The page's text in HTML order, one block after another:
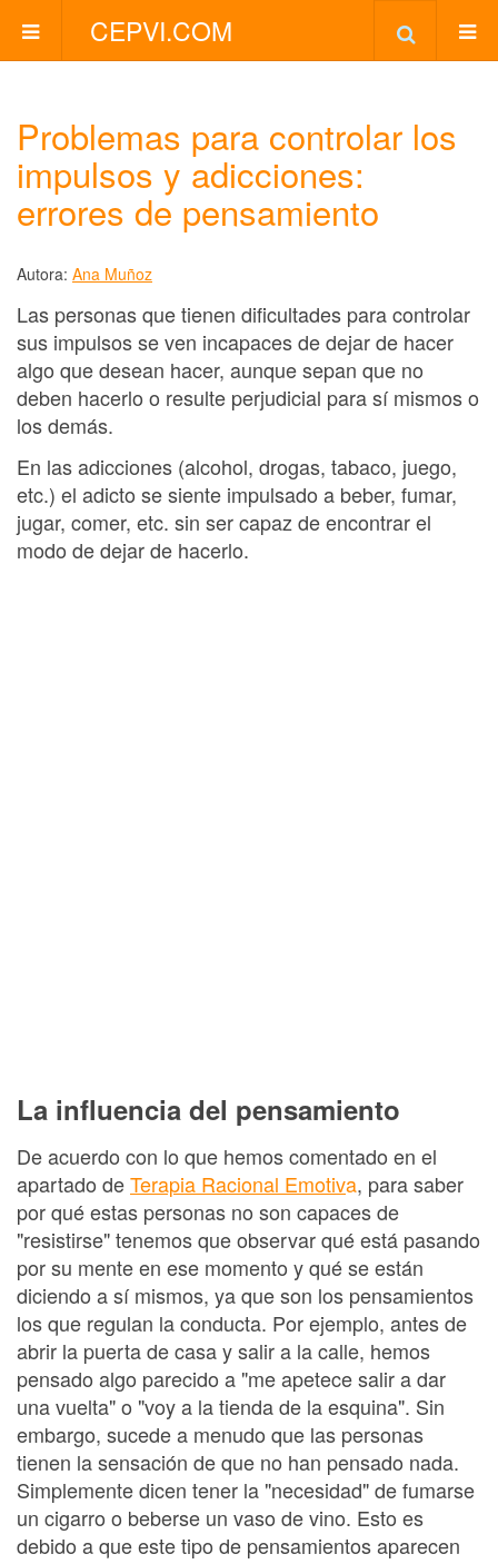
CEPVI.COM
Problemas para controlar los
impulsos y adicciones:
errores de pensamiento
Autora: Ana Muñoz
Las personas que tienen dificultades para controlar
sus impulsos se ven incapaces de dejar de hacer
algo que desean hacer, aunque sepan que no
deben hacerlo o resulte perjudicial para sí mismos o
los demás.
En las adicciones (alcohol, drogas, tabaco, juego,
etc.) el adicto se siente impulsado a beber, fumar,
jugar, comer, etc. sin ser capaz de encontrar el
modo de dejar de hacerlo.
La influencia del pensamiento
De acuerdo con lo que hemos comentado en el
apartado deTerapia Racional Emotiva, para saber
por qué estas personas no son capaces de
"resistirse" tenemos que observar qué está pasando
por su mente en ese momento y qué se están
diciendo a sí mismos, ya que son los pensamientos
los que regulan la conducta. Por ejemplo, antes de
abrir la puerta de casa y salir a la calle, hemos
pensado algo parecido a "me apetece salir a dar
una vuelta" o "voy a la tienda de la esquina". Sin
embargo, sucede a menudo que las personas
tienen la sensación de que no han pensado nada.
Simplemente dicen tener la "necesidad" de fumarse
un cigarro o beberse un vaso de vino. Esto es
debido a que este tipo de pensamientos aparecen